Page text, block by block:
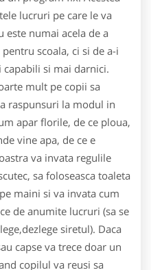
lucruri pe care le va
numai acela de a
scoala, ci si de a-i
si mai darnici.
mult pe copii sa
raspunsuri la modul in
apar florile, de ce ploua,
vine apa, de ce e
va invata regulile
sa foloseasca toaleta
maini si va invata cum
de anumite lucruri (sa se
siretul). Daca
capse va trece doar un
copilul va reusi sa